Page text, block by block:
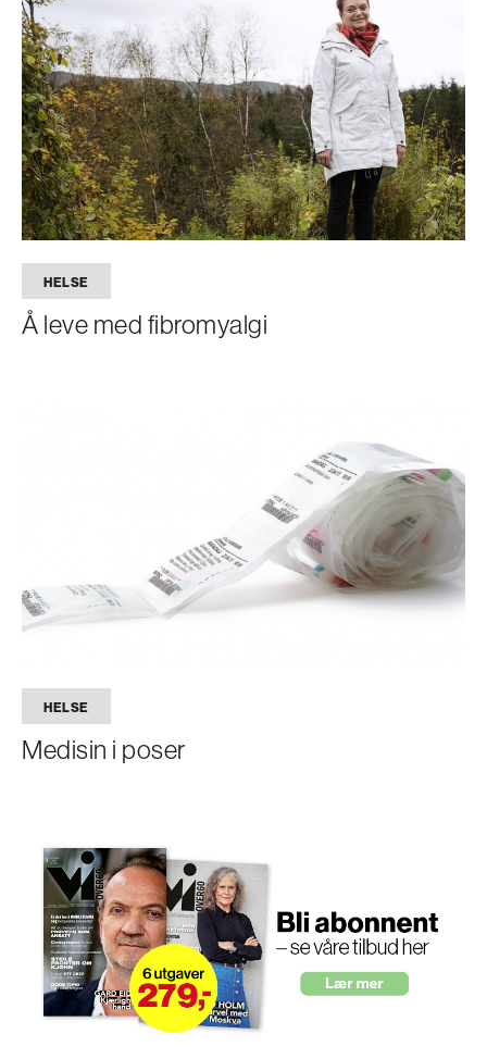
HELSE
Å leve med fibromyalgi
HELSE
Medisin i poser